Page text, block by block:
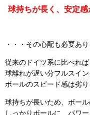
球持ちが長く、安定
・・・その心配も必要あり
従来のドイツ系に比べれば
球離れが遅い分フルスイ
ボールのスピード感は劣
球持ちが長いため、ボー
しっかりボールに、パワ